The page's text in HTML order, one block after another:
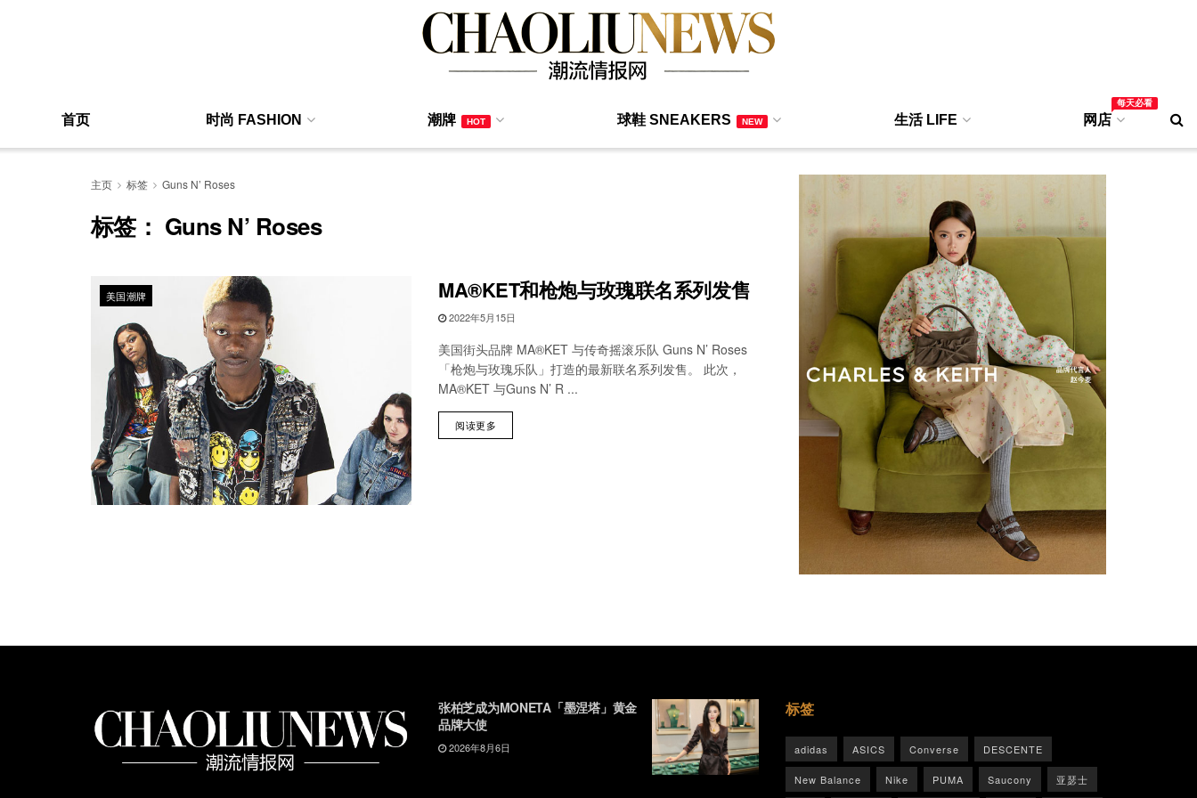
首页 时尚 FASHION 潮牌 HOT 球鞋 SNEAKERS NEW 生活 LIFE 网店
每天必看
主页 标签 Guns N’ Roses
标签： Guns N’ Roses
美国潮牌 MA®️KET和枪炮与玫瑰联名系列发售
2022年5月15日
美国街头品牌 MA®️KET 与传奇摇滚乐队 Guns N’ Roses
「枪炮与玫瑰乐队」打造的最新联名系列发售。 此次，
MA®️KET 与Guns N’ R ...
阅读更多
张柏芝成为MONETA「墨涅塔」黄金
品牌大使
2026年8月6日
标签
adidas ASICS Converse DESCENTE
New Balance Nike PUMA Saucony 亚瑟士